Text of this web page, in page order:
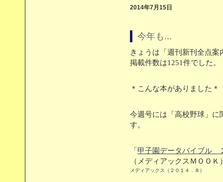
2014年7月15日
今年も...
きょうは「週刊新刊全点案
掲載件数は1251件でした。
＊こんな本がありました＊
今週号には「高校野球」に
す。
「 甲子園データバイブル
（メディアックスＭＯＯＫ
メディアックス（２０１４．８）